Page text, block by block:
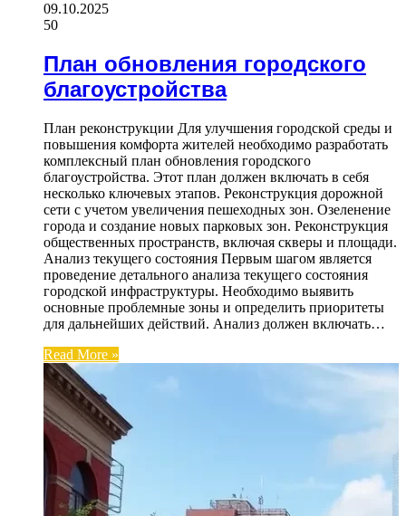
09.10.2025
50
План обновления городского
благоустройства
План реконструкции Для улучшения городской среды и
повышения комфорта жителей необходимо разработать
комплексный план обновления городского
благоустройства. Этот план должен включать в себя
несколько ключевых этапов. Реконструкция дорожной
сети с учетом увеличения пешеходных зон. Озеленение
города и создание новых парковых зон. Реконструкция
общественных пространств, включая скверы и площади.
Анализ текущего состояния Первым шагом является
проведение детального анализа текущего состояния
городской инфраструктуры. Необходимо выявить
основные проблемные зоны и определить приоритеты
для дальнейших действий. Анализ должен включать…
Read More »